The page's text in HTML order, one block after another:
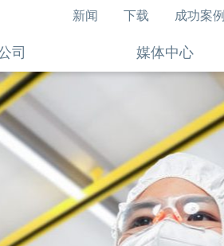
新闻 下载 成功案例
司 媒体中心